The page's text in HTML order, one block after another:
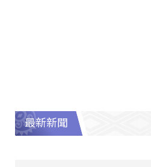
最新新聞